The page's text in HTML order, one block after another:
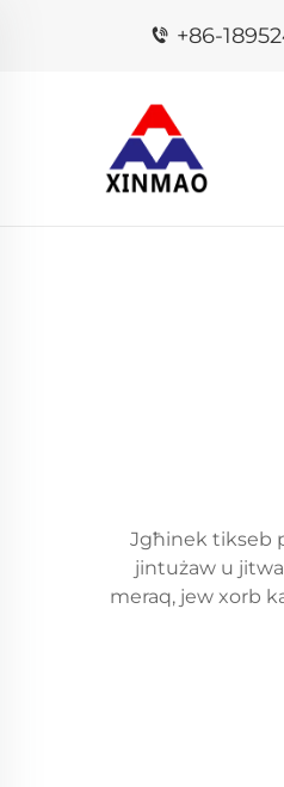
+86-
Jgħinek tikseb
jintużaw u
meraq, jew xorb